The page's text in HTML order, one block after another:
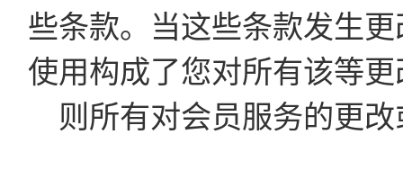
些条款。当这些条款发生
使用构成了您对所有该等
则所有对会员服务的更